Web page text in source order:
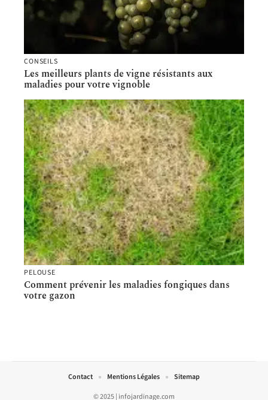
CONSEILS
Les meilleurs plants de vigne résistants aux
maladies pour votre vignoble
PELOUSE
Comment prévenir les maladies fongiques dans
votre gazon
© 2025 | infojardinage.com
Contact Mentions Légales Sitemap